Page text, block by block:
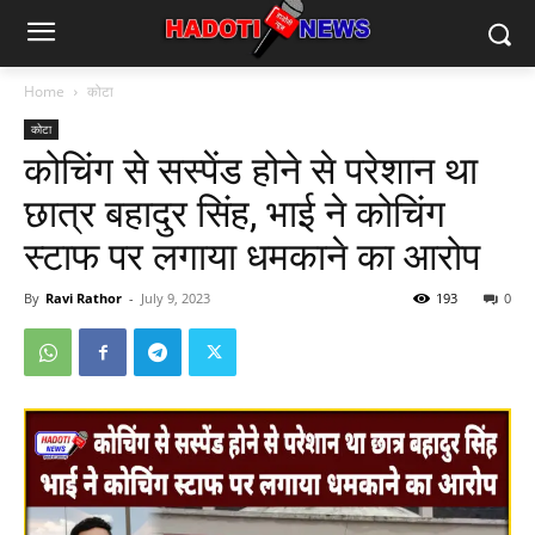
Home कोटा
कोटा
कोचिंग से सस्पेंड होने से परेशान था
छात्र बहादुर सिंह, भाई ने कोचिंग
स्टाफ पर लगाया धमकाने का आरोप
By Ravi Rathor - July 9, 2023 0
193